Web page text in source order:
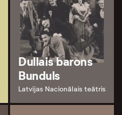
Dullais barons
Bunduls
Latvijas Nacionālais teātris